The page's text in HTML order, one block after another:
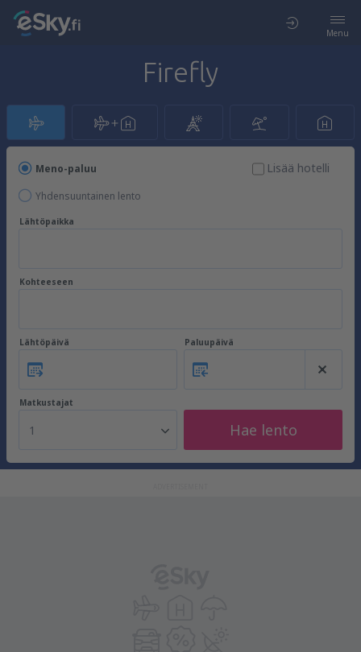
Menu
Firefly
Meno-paluu
Yhdensuuntainen lento
Lisää hotelli
Lähtöpaikka
Kohteeseen
Lähtöpäivä Paluupäivä
Matkustajat
1 Hae lento